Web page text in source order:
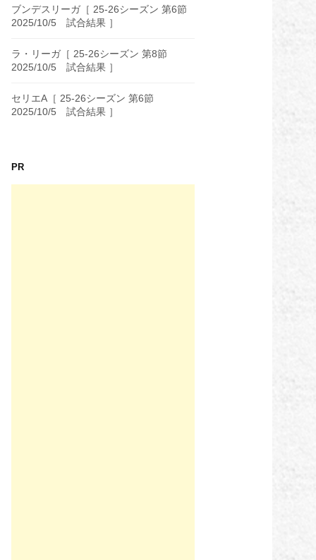
ブンデスリーガ［ 25-26シーズン 第6節
2025/10/5 試合結果 ］
ラ・リーガ［ 25-26シーズン 第8節
2025/10/5 試合結果 ］
セリエA［ 25-26シーズン 第6節
2025/10/5 試合結果 ］
PR